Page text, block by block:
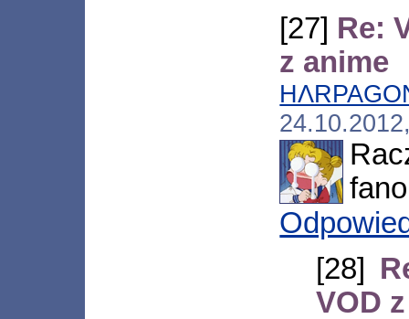
[27] Re:
z anime
[28]
VOD